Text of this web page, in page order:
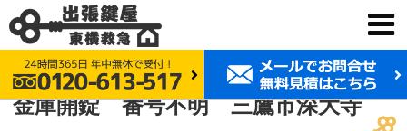
鍵交換 東横救急 事例紹介 金庫開錠 番号不明 三鷹市深大寺
金庫開錠 番号不明 三鷹市深大寺